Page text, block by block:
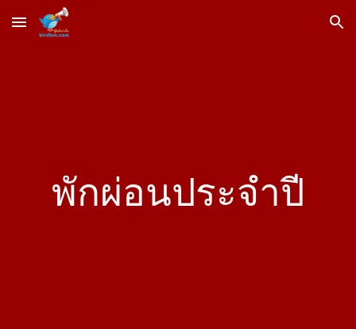
Skip to main content Skip to navigation
พักผ่อนประจำปี